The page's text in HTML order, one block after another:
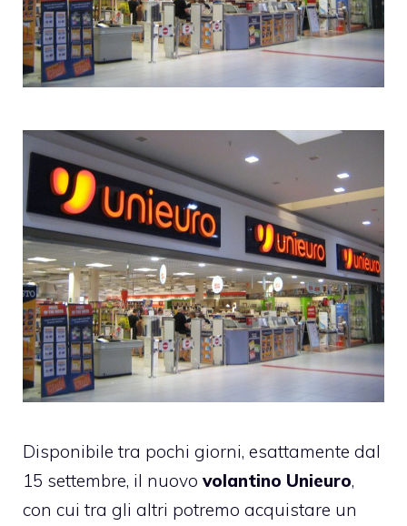
Disponibile tra pochi giorni, esattamente dal
15 settembre, il nuovo volantino Unieuro,
con cui tra gli altri potremo acquistare un